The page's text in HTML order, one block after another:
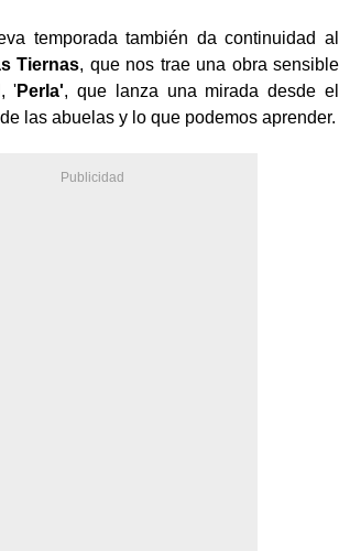
temporada también da continuidad al
Tiernas, que nos trae una obra sensible
'Perla', que lanza una mirada desde el
las abuelas y lo que podemos aprender.